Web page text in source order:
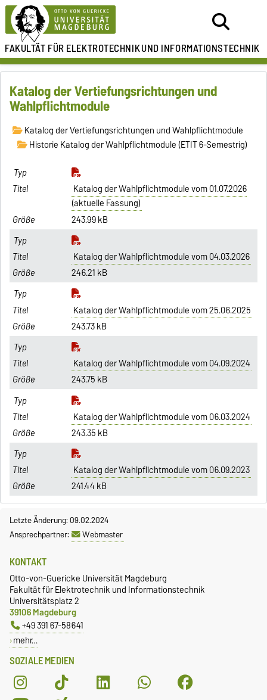
FAKULTÄT FÜR ELEKTROTECHNIKUND INFORMATIONSTECHNIK
Katalog der Vertiefungsrichtungen und
Wahlpflichtmodule
Katalog der Vertiefungsrichtungen und Wahlpflichtmodule
Historie Katalog der Wahlpflichtmodule (ETIT 6-Semestrig)
Katalog der Wahlpflichtmodule vom 01.07.2026
(aktuelle Fassung)
243.99 kB
Katalog der Wahlpflichtmodule vom 04.03.2026
246.21 kB
Katalog der Wahlpflichtmodule vom 25.06.2025
243.73 kB
Katalog der Wahlpflichtmodule vom 04.09.2024
243.75 kB
Katalog der Wahlpflichtmodule vom 06.03.2024
243.35 kB
Katalog der Wahlpflichtmodule vom 06.09.2023
241.44 kB
Letzte Änderung: 09.02.2024
Ansprechpartner:
Webmaster
SOZIALE MEDIEN
KONTAKT
Otto-von-Guericke Universität Magdeburg
Fakultät für Elektrotechnik und Informationstechnik
Universitätsplatz 2
39106 Magdeburg
+49 391 67-58641
mehr…